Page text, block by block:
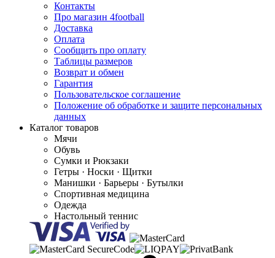
Контакты
Про магазин 4football
Доставка
Оплата
Сообщить про оплату
Таблицы размеров
Возврат и обмен
Гарантия
Пользовательское соглашение
Положение об обработке и защите персональных
данных
Каталог товаров
Мячи
Обувь
Сумки и Рюкзаки
Гетры · Носки · Щитки
Манишки · Барьеры · Бутылки
Спортивная медицина
Одежда
Настольный теннис